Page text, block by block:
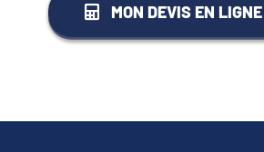
MON DEVIS EN